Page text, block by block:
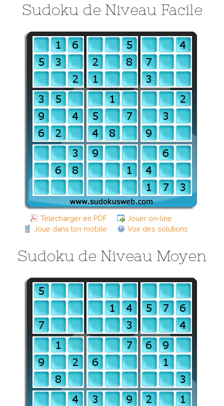
Sudoku de Niveau Facile
Télécharger en PDF
Jouer on-line
Joue dans ton mobile
Voir des solutions
Sudoku de Niveau Moyen